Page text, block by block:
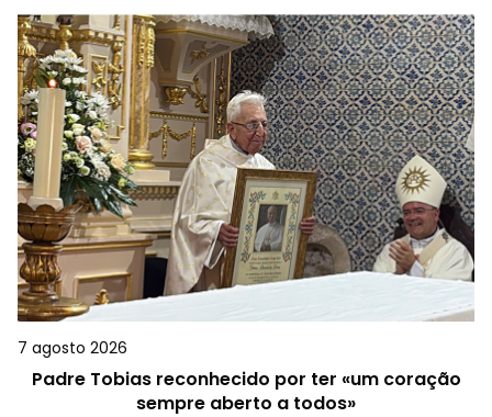
7 agosto 2026
Padre Tobias reconhecido por ter «um coração
sempre aberto a todos»